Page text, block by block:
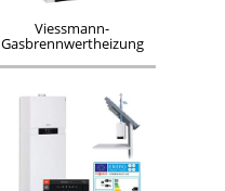
Viessmann-
Gasbrennwertheizung